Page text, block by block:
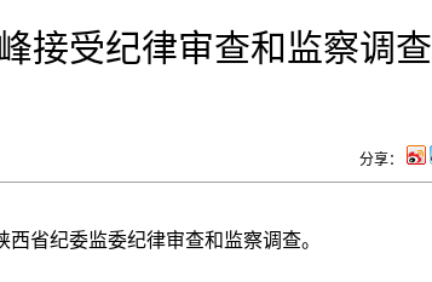
接受纪律审查和监察调查
分享：
省纪委监委纪律审查和监察调查。